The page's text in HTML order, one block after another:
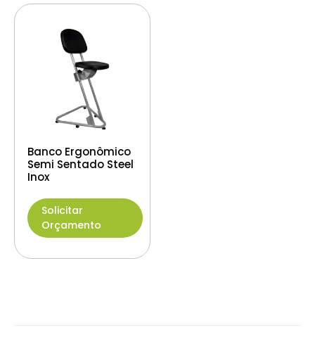
Banco Ergonômico
Semi Sentado Steel
Inox
Solicitar
Orçamento